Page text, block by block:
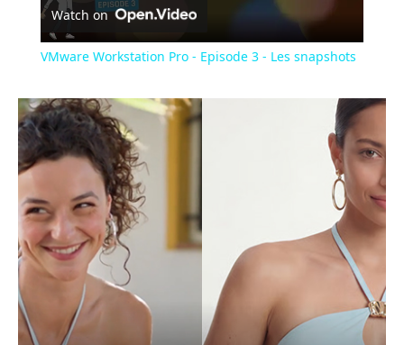
Video
Watch on
VMware Workstation Pro - Episode 3 - Les snapshots